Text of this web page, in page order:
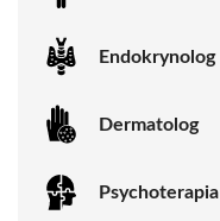
Endokrynolog
Dermatolog
Psychoterapia